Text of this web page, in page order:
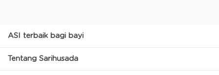
ASI terbaik bagi bayi
Tentang Sarihusada